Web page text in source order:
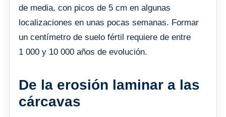
de media, con picos de 5 cm en algunas
localizaciones en unas pocas semanas. Formar
un centímetro de suelo fértil requiere de entre
1 000 y 10 000 años de evolución.
De la erosión laminar a las
cárcavas